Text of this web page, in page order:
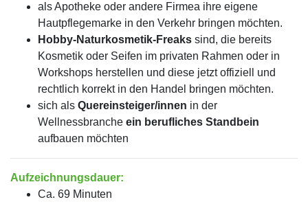
als Apotheke oder andere Firmea ihre eigene
Hautpflegemarke in den Verkehr bringen möchten.
Hobby-Naturkosmetik-Freaks sind, die bereits
Kosmetik oder Seifen im privaten Rahmen oder in
Workshops herstellen und diese jetzt offiziell und
rechtlich korrekt in den Handel bringen möchten.
sich als Quereinsteiger/innen in der
Wellnessbranche ein berufliches Standbein
aufbauen möchten
Aufzeichnungsdauer:
Ca. 69 Minuten